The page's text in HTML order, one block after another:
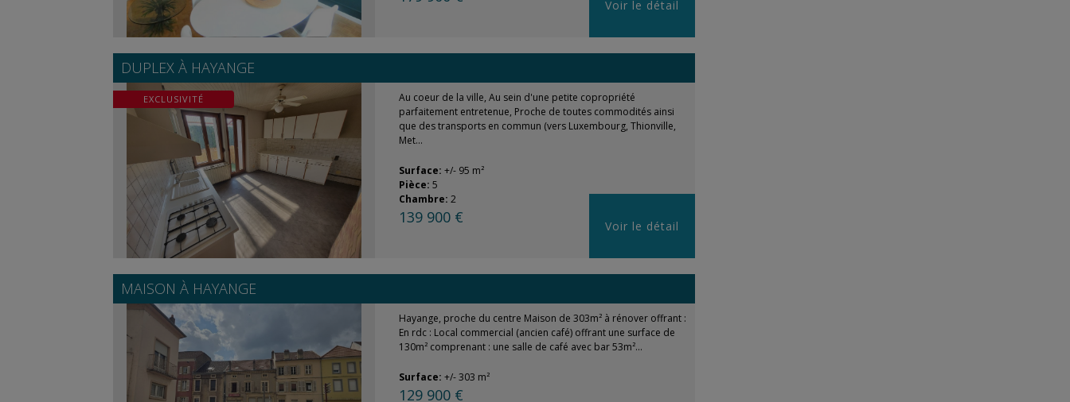
Voir le détail
DUPLEX À HAYANGE
EXCLUSIVITÉ
Au coeur de la ville, Au sein d'une petite copropriété
parfaitement entretenue, Proche de toutes commodités ainsi
que des transports en commun (vers Luxembourg, Thionville,
Met...
Surface: +/- 95 m²
Pièce: 5
Chambre: 2
139 900 € Voir le détail
MAISON À HAYANGE
Hayange, proche du centre Maison de 303m² à rénover offrant :
En rdc : Local commercial (ancien café) offrant une surface de
130m² comprenant : une salle de café avec bar 53m²...
Surface: +/- 303 m²
129 900 €